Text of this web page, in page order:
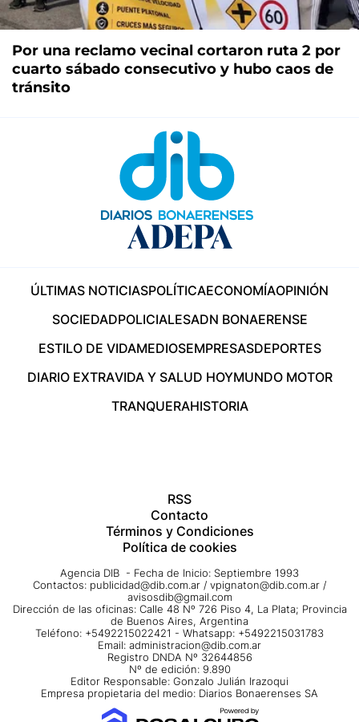
Por una reclamo vecinal cortaron ruta 2 por
cuarto sábado consecutivo y hubo caos de
tránsito
ÚLTIMAS NOTICIASPOLÍTICAECONOMÍAOPINIÓN
SOCIEDADPOLICIALESADN BONAERENSE
ESTILO DE VIDAMEDIOSEMPRESASDEPORTES
DIARIO EXTRAVIDA Y SALUD HOYMUNDO MOTOR
TRANQUERAHISTORIA
RSS
Contacto
Términos y Condiciones
Política de cookies
Agencia DIB - Fecha de Inicio: Septiembre 1993
Contactos: publicidad@dib.com.ar / vpignaton@dib.com.ar /
avisosdib@gmail.com
Dirección de las oficinas: Calle 48 Nº 726 Piso 4, La Plata; Provincia
de Buenos Aires, Argentina
Teléfono: +5492215022421 - Whatsapp: +5492215031783
Email: administracion@dib.com.ar
Registro DNDA Nº 32644856
Nº de edición: 9.890
Editor Responsable: Gonzalo Julián Irazoqui
Empresa propietaria del medio: Diarios Bonaerenses SA